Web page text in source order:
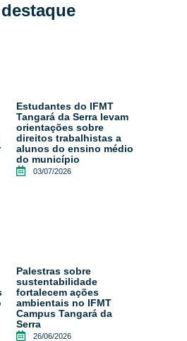
Estudantes do IFMT
Tangará da Serra levam
orientações sobre
direitos trabalhistas a
alunos do ensino médio
do município
03/07/2026
Palestras sobre
sustentabilidade
fortalecem ações
ambientais no IFMT
Campus Tangará da
Serra
26/06/2026